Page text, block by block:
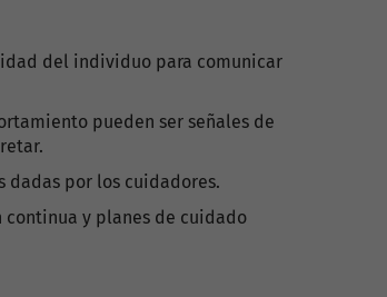
del individuo para comunicar
pueden ser señales de
dadas por los cuidadores.
y planes de cuidado